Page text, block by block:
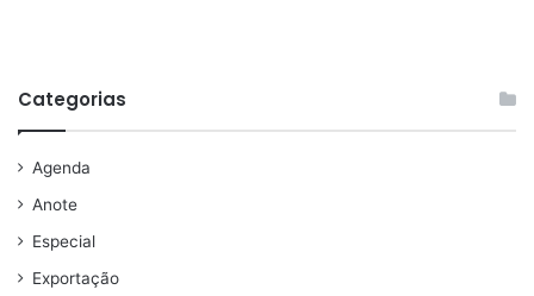
Categorias
Agenda
Anote
Especial
Exportação